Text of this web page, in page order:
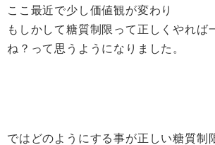
ここ最近で少し価値観が変わり
もしかして糖質制限って正しくやれば
ね？って思うようになりました。
ではどのようにする事が正しい糖質制